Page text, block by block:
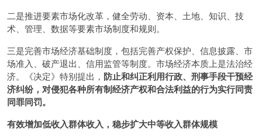
二是推进要素市场化改革，健全劳动、资本、土地、知识、技
术、管理、数据等要素市场制度和规则。
三是完善市场经济基础制度，包括完善产权保护、信息披露、市
场准入、破产退出、信用监管等制度。市场经济本质上是法治经
济。《决定》特别提出， 防止和纠正利用行政、刑事手段干预经
济纠纷，对侵犯各种所有制经济产权和合法利益的行为实行同责
同罪同罚。
有效增加低收入群体收入，稳步扩大中等收入群体规模